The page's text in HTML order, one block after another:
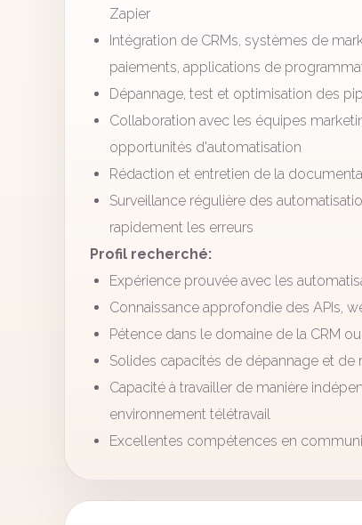
Zapier
Intégration de CRMs, systèmes de
paiements, applications de
Dépannage, test et optimisation des
Collaboration avec les équipes
opportunités d'automatisation
Rédaction et entretien de la
Surveillance régulière des
rapidement les erreurs
Profil recherché:
Expérience prouvée avec les
Connaissance approfondie des APIs,
Pétence dans le domaine de la CRM
Solides capacités de dépannage et
Capacité à travailler de manière
environnement télétravail
Excellentes compétences en